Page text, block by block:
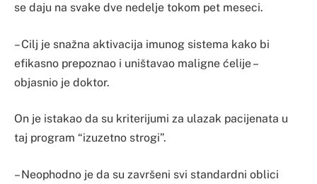
se daju na svake dve nedelje tokom pet meseci.
– Cilj je snažna aktivacija imunog sistema kako bi
efikasno prepoznao i uništavao maligne ćelije –
objasnio je doktor.
On je istakao da su kriterijumi za ulazak pacijenata u
taj program “izuzetno strogi”.
– Neophodno je da su završeni svi standardni oblici